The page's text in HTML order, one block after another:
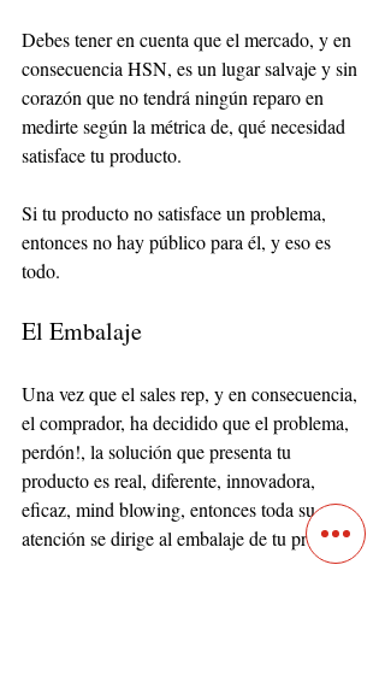
Debes tener en cuenta que el mercado, y en
consecuencia HSN, es un lugar salvaje y sin
corazón que no tendrá ningún reparo en
medirte según la métrica de, qué necesidad
satisface tu producto.
Si tu producto no satisface un problema,
entonces no hay público para él, y eso es
todo.
El Embalaje
Una vez que el sales rep, y en consecuencia,
el comprador, ha decidido que el problema,
perdón!, la solución que presenta tu
producto es real, diferente, innovadora,
eficaz, mind blowing, entonces toda su
atención se dirige al embalaje de tu producto.